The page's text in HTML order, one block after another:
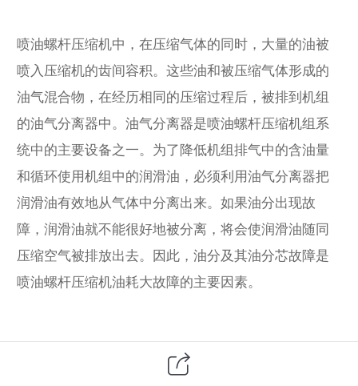
喷油螺杆压缩机中，在压缩气体的同时，大量的油被
喷入压缩机的齿间容积。这些油和被压缩气体形成的
油气混合物，在经历相同的压缩过程后，被排到机组
的油气分离器中。油气分离器是喷油螺杆压缩机组系
统中的主要设备之一。为了降低机组排气中的含油量
和循环使用机组中的润滑油，必须利用油气分离器把
润滑油有效地从气体中分离出来。如果油分出现故
障，润滑油就不能很好地被分离，将会使润滑油随同
压缩空气被排放出去。因此，油分及其油分芯故障是
喷油螺杆压缩机油耗大故障的主要因素。